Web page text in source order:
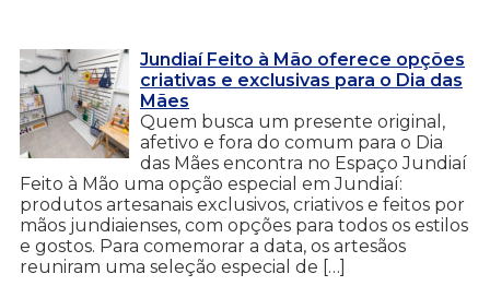
Jundiaí Feito à Mão oferece opções
criativas e exclusivas para o Dia das
Mães
Quem busca um presente original,
afetivo e fora do comum para o Dia
das Mães encontra no Espaço Jundiaí
Feito à Mão uma opção especial em Jundiaí:
produtos artesanais exclusivos, criativos e feitos por
mãos jundiaienses, com opções para todos os estilos
e gostos. Para comemorar a data, os artesãos
reuniram uma seleção especial de […]